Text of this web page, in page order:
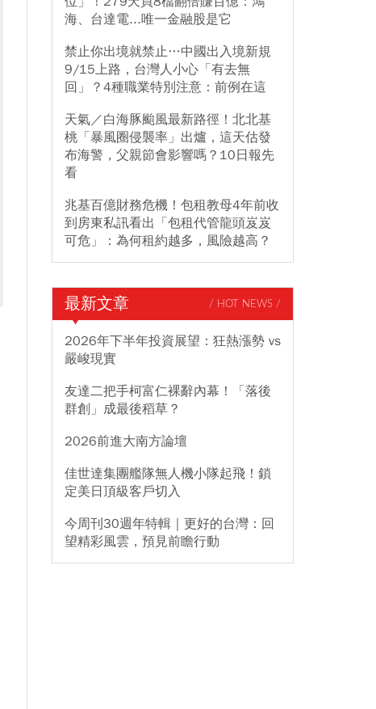
海、台達電...唯一金融股是它
禁止你出境就禁止…中國出入境新規
9/15上路，台灣人小心「有去無
回」？4種職業特別注意：前例在這
天氣／白海豚颱風最新路徑！北北基
桃「暴風圈侵襲率」出爐，這天估發
布海警，父親節會影響嗎？10日報先
看
兆基百億財務危機！包租教母4年前收
到房東私訊看出「包租代管龍頭岌岌
可危」：為何租約越多，風險越高？
最新文章 / HOT NEWS /
2026年下半年投資展望：狂熱漲勢 vs
嚴峻現實
友達二把手柯富仁裸辭內幕！「落後
群創」成最後稻草？
2026前進大南方論壇
佳世達集團艦隊無人機小隊起飛！鎖
定美日頂級客戶切入
今周刊30週年特輯｜更好的台灣：回
望精彩風雲，預見前瞻行動